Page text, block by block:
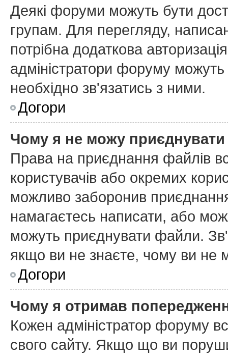
Деякі форуми можуть бути
групам. Для перегляду,
потрібна додаткова
адміністратори форуму
необхідно зв'язатись з ними.
Догори
Чому я не можу
Права на приєднання файлів
користувачів або окремих
можливо заборонив
намагаєтесь написати, або
можуть приєднувати файли.
якщо ви не знаєте, чому ви не
Догори
Чому я отримав
Кожен адміністратор форуму
свого сайту. Якщо що ви